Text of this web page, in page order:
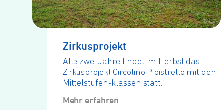
Zir­kus­pro­jekt
Alle zwei Jahre findet im Herbst das
Zirkusprojekt Circolino Pipistrello mit den
Mittelstufen-klassen statt.
Mehr erfahren